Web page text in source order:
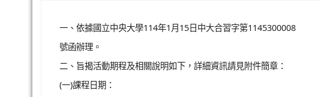
一、依據國立中央大學114年1月15日中大合習字第1145300008
號函辦理。
二、旨揭活動期程及相關說明如下，詳細資訊請見附件簡章：
(一)課程日期：